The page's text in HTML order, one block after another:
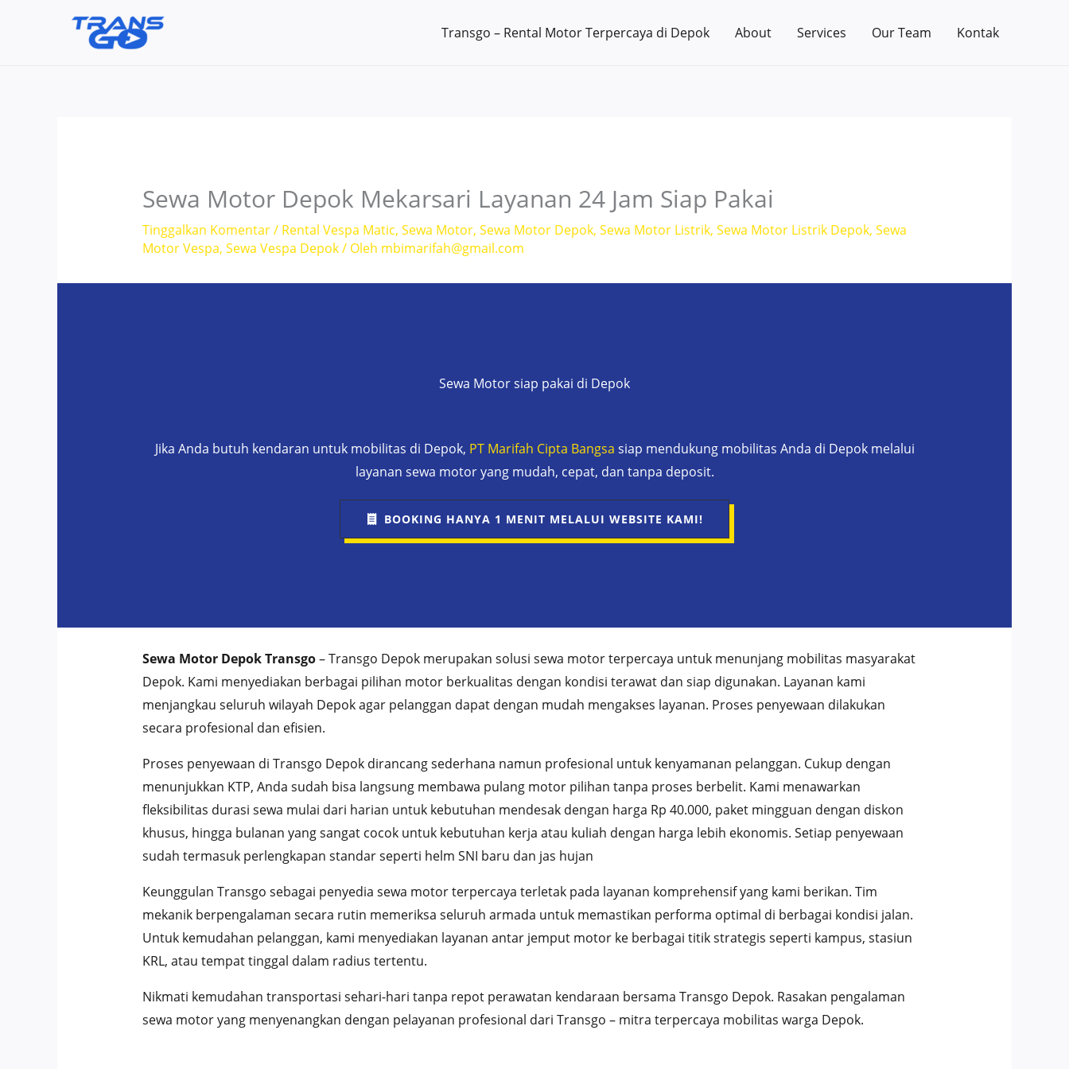
Transgo – Rental Motor Terpercaya di Depok About Services Our Team Kontak
Sewa Motor Depok Mekarsari Layanan 24 Jam Siap Pakai
Tinggalkan Komentar/ Rental Vespa Matic, Sewa Motor, Sewa Motor Depok, Sewa Motor Listrik, Sewa Motor Listrik Depok, Sewa
Motor Vespa, Sewa Vespa Depok/ Oleh mbimarifah@gmail.com
Sewa Motor siap pakai di Depok
Jika Anda butuh kendaran untuk mobilitas di Depok, PT Marifah Cipta Bangsa siap mendukung mobilitas Anda di Depok melalui
layanan sewa motor yang mudah, cepat, dan tanpa deposit.
BOOKING HANYA 1 MENIT MELALUI WEBSITE KAMI!
Sewa Motor Depok Transgo– Transgo Depok merupakan solusi sewa motor terpercaya untuk menunjang mobilitas masyarakat
Depok. Kami menyediakan berbagai pilihan motor berkualitas dengan kondisi terawat dan siap digunakan. Layanan kami
menjangkau seluruh wilayah Depok agar pelanggan dapat dengan mudah mengakses layanan. Proses penyewaan dilakukan
secara profesional dan efisien.
Proses penyewaan di Transgo Depok dirancang sederhana namun profesional untuk kenyamanan pelanggan. Cukup dengan
menunjukkan KTP, Anda sudah bisa langsung membawa pulang motor pilihan tanpa proses berbelit. Kami menawarkan
fleksibilitas durasi sewa mulai dari harian untuk kebutuhan mendesak dengan harga Rp 40.000, paket mingguan dengan diskon
khusus, hingga bulanan yang sangat cocok untuk kebutuhan kerja atau kuliah dengan harga lebih ekonomis. Setiap penyewaan
sudah termasuk perlengkapan standar seperti helm SNI baru dan jas hujan
Keunggulan Transgo sebagai penyedia sewa motor terpercaya terletak pada layanan komprehensif yang kami berikan. Tim
mekanik berpengalaman secara rutin memeriksa seluruh armada untuk memastikan performa optimal di berbagai kondisi jalan.
Untuk kemudahan pelanggan, kami menyediakan layanan antar jemput motor ke berbagai titik strategis seperti kampus, stasiun
KRL, atau tempat tinggal dalam radius tertentu.
Nikmati kemudahan transportasi sehari-hari tanpa repot perawatan kendaraan bersama Transgo Depok. Rasakan pengalaman
sewa motor yang menyenangkan dengan pelayanan profesional dari Transgo – mitra terpercaya mobilitas warga Depok.